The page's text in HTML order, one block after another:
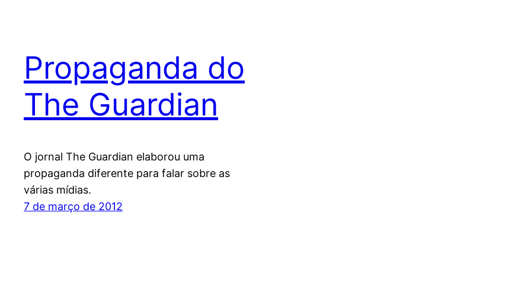
Propaganda do
The Guardian
O jornal The Guardian elaborou uma
propaganda diferente para falar sobre as
várias mídias.
7 de março de 2012